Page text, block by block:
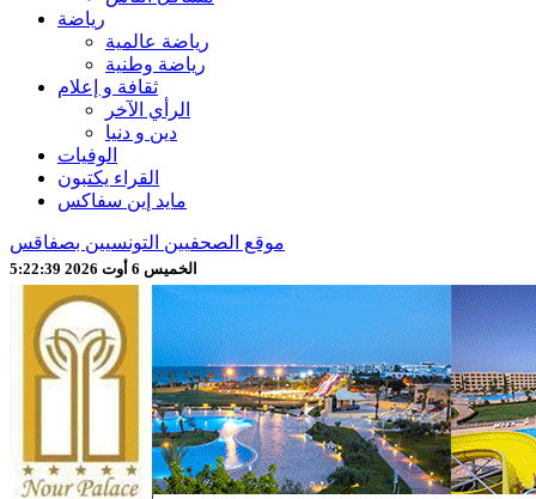
رياضة
رياضة عالمية
رياضة وطنية
ثقافة و إعلام
الرأي الآخر
دين و دنيا
الوفيات
القراء يكتبون
مايد إين سفاكس
موقع الصحفيين التونسيين بصفاقس
الخميس 6 أوت 2026 5:22:41